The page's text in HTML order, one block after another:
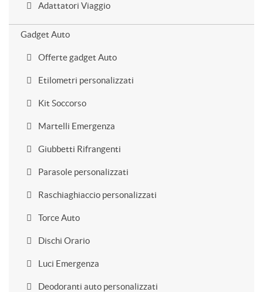
Adattatori Viaggio
Gadget Auto
Offerte gadget Auto
Etilometri personalizzati
Kit Soccorso
Martelli Emergenza
Giubbetti Rifrangenti
Parasole personalizzati
Raschiaghiaccio personalizzati
Torce Auto
Dischi Orario
Luci Emergenza
Deodoranti auto personalizzati